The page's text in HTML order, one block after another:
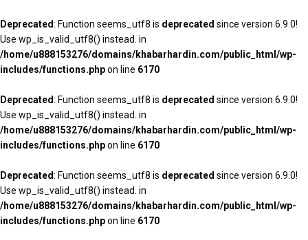
Deprecated: Function seems_utf8 is deprecated since version 6.9.0!
Use wp_is_valid_utf8() instead. in
/home/u888153276/domains/khabarhardin.com/public_html/wp-
includes/functions.phpon line 6170
Deprecated: Function seems_utf8 is deprecated since version 6.9.0!
Use wp_is_valid_utf8() instead. in
/home/u888153276/domains/khabarhardin.com/public_html/wp-
includes/functions.phpon line 6170
Deprecated: Function seems_utf8 is deprecated since version 6.9.0!
Use wp_is_valid_utf8() instead. in
/home/u888153276/domains/khabarhardin.com/public_html/wp-
includes/functions.phpon line 6170